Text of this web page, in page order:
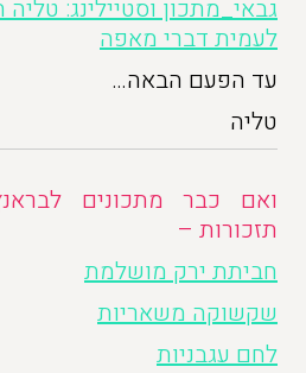
עד הפעם הבאה…
טליה
ואם כבר מתכונים
תזכורות –
חביתת ירק מושלמת
שקשוקה משאריות
לחם עגבניות